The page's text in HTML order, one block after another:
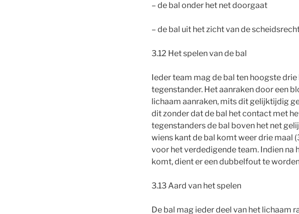
– de bal onder het net doorgaat
– de bal uit het zicht van de
3.12 Het spelen van de bal
Ieder team mag de bal ten hoogste
tegenstander. Het aanraken door een
lichaam aanraken, mits dit gelijktijdig
dit zonder dat de bal het contact met
tegenstanders de bal boven het net
wiens kant de bal komt weer drie maal
voor het verdedigende team. Indien na
komt, dient er een dubbelfout te
3.13 Aard van het spelen
De bal mag ieder deel van het lichaam